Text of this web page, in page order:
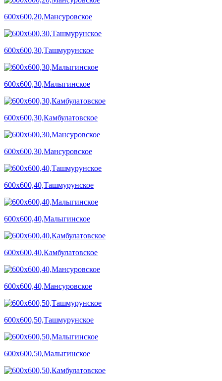
600х600,20,Мансуровское
600х600,30,Ташмурунское
600х600,30,Малыгинское
600х600,30,Камбулатовское
600х600,30,Мансуровское
600х600,40,Ташмурунское
600х600,40,Малыгинское
600х600,40,Камбулатовское
600х600,40,Мансуровское
600х600,50,Ташмурунское
600х600,50,Малыгинское